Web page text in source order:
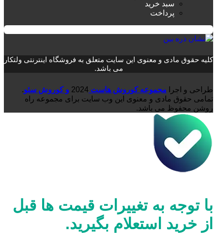
سبد خرید
پرداخت
کلیه حقوق مادی و معنوی این سایت متعلق به فروشگاه اینترنتی ولتکار
می باشد.
طراحی و اجرا مجموعه کوروش هاست 2024 و کوروش سئو.
تمامی حقوق مادی و معنوی این وب سایت برای مجموعه راه
روشن محفوظ می باشد.
با توجه به تغییرات قیمت ها قبل
از خرید استعلام بگیرید.